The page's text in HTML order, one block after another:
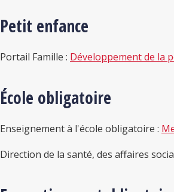
Petit enfance
Portail Famille : Développement de la
École obligatoire
Enseignement à l'école obligatoire :
Direction de la santé, des affaires